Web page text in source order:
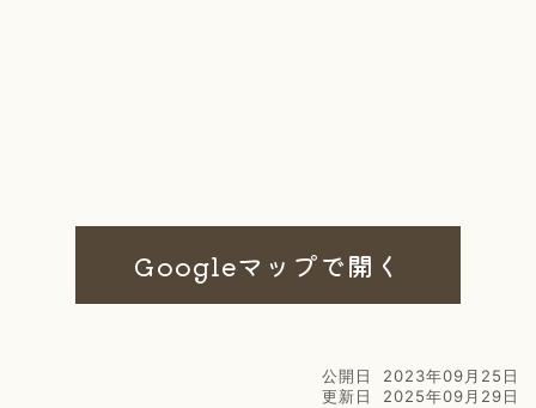
Googleマップで開く
公開日
2023年09月25日
更新日
2025年09月29日